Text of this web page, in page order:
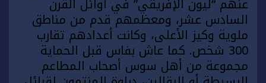
السادس عشر، ومعظمهم قدم من مناطق
ملوية وكيز الأعلى، وكانت أعدادهم تقارب
300 شخص. كما عاش بفاس قبل الحماية
مجموعة من أهل سوس أصحاب المطاعم